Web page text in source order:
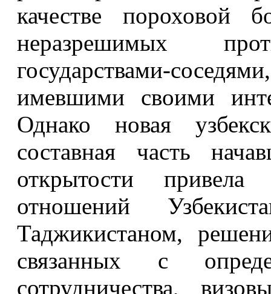
качестве пороховой
неразрешимых
государствами-
имевшими своими
Однако новая
составная часть
открытости
отношений
Таджикистаном,
связанных с
сотрудничества,